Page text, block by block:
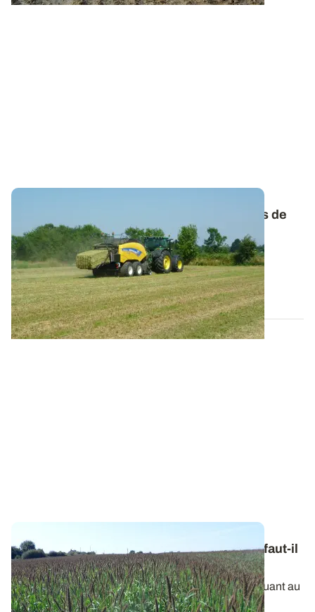
Comprendre l’origine et les conséquences de
l’échauffement du foin
Attention aux foins récoltés humides, ils sont
particulièrement sensibles à l’échauffement...
05 JUIN 2025
Moissons précoces et stocks fourragers : faut-il
en profiter pour cultiver une dérobée ?
La sécheresse se prolonge et l’inquiétude grandit quant au
potentiel de récolte espéré...